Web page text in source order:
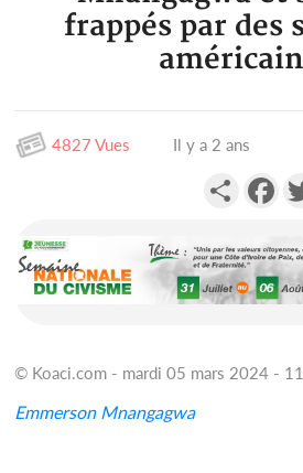
frappés par des
4827 Vues Il y a 2 ans
© Koaci.com - mardi 05 mars 2024 -
Emmerson Mnangagwa